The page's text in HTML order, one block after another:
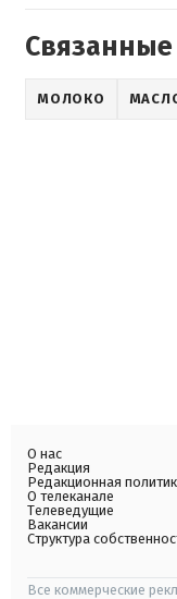
МОЛОКО
О нас
Редакция
Редакционная
О телеканале
Телеведущие
Вакансии
Структура
Все коммерческие